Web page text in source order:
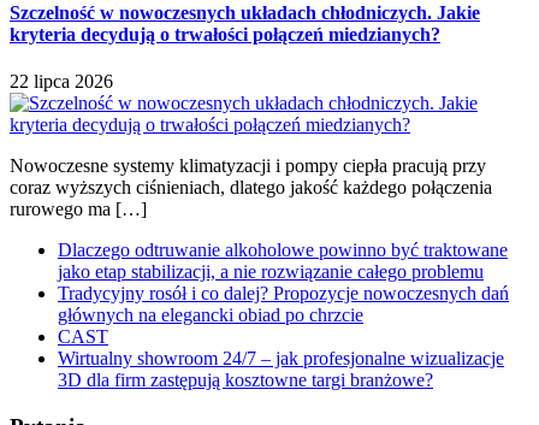
Szczelność w nowoczesnych układach chłodniczych. Jakie
kryteria decydują o trwałości połączeń miedzianych?
22 lipca 2026
Nowoczesne systemy klimatyzacji i pompy ciepła pracują przy
coraz wyższych ciśnieniach, dlatego jakość każdego połączenia
rurowego ma […]
Dlaczego odtruwanie alkoholowe powinno być traktowane
jako etap stabilizacji, a nie rozwiązanie całego problemu
Tradycyjny rosół i co dalej? Propozycje nowoczesnych dań
głównych na elegancki obiad po chrzcie
CAST
Wirtualny showroom 24/7 – jak profesjonalne wizualizacje
3D dla firm zastępują kosztowne targi branżowe?